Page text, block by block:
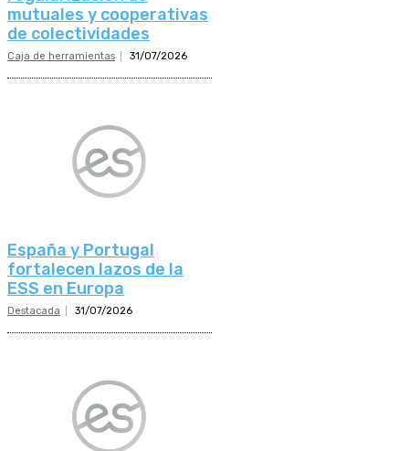
mutuales y cooperativas
de colectividades
Caja de herramientas 31/07/2026
España y Portugal
fortalecen lazos de la
ESS en Europa
Destacada 31/07/2026